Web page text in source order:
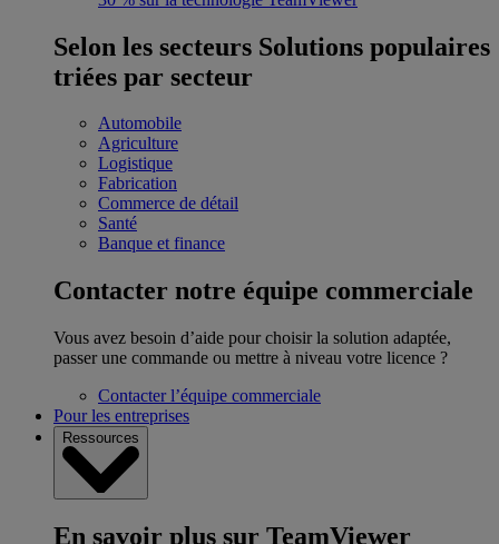
Selon les secteurs Solutions populaires
triées par secteur
Automobile
Agriculture
Logistique
Fabrication
Commerce de détail
Santé
Banque et finance
Contacter notre équipe commerciale
Vous avez besoin d’aide pour choisir la solution adaptée,
passer une commande ou mettre à niveau votre licence ?
Contacter l’équipe commerciale
Pour les entreprises
Ressources
En savoir plus sur TeamViewer